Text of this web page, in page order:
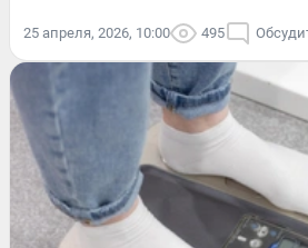
25 апреля, 2026, 10:00 495